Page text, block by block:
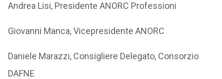
Andrea Lisi, Presidente ANORC Professioni
Giovanni Manca, Vicepresidente ANORC
Daniele Marazzi, Consigliere Delegato, Consorzio
DAFNE